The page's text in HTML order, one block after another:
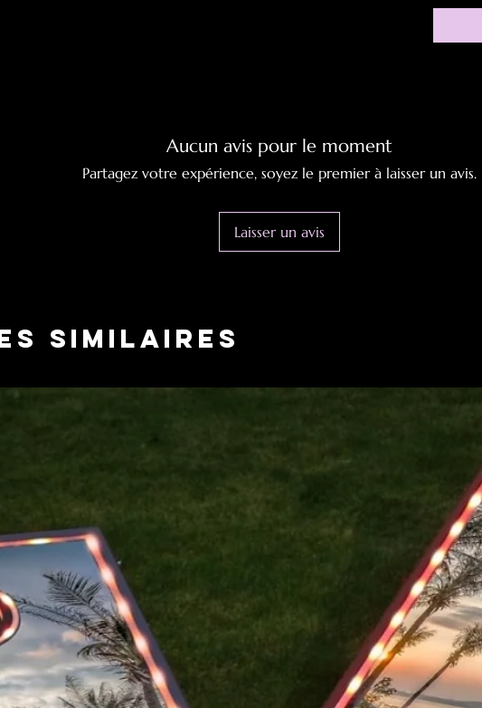
Aucun avis pour le moment
Partagez votre expérience, soyez le premier à laisser un avis.
Laisser un avis
similaires